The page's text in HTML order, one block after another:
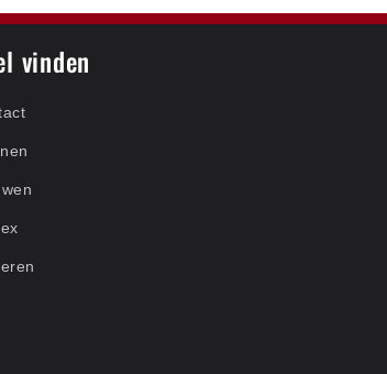
vinden